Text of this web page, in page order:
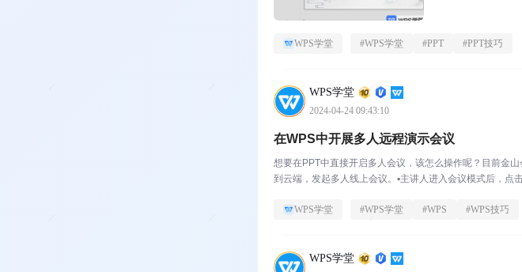
WPS学堂 #WPS学堂 #PPT #PPT技巧
WPS学堂
2024-04-24 09:43:10
在WPS中开展多人远程演示会议
想要在PPT中直接开启多人会议，该怎么操作呢？目前金
到云端，发起多人线上会议。▪主讲人进入会议模式后，
WPS学堂 #WPS学堂 #WPS #WPS技巧
WPS学堂